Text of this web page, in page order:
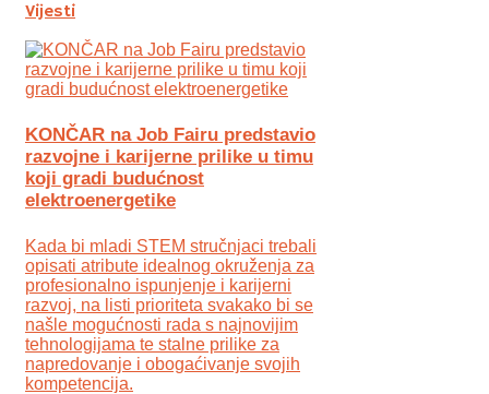
Vijesti
KONČAR na Job Fairu predstavio
razvojne i karijerne prilike u timu
koji gradi budućnost
elektroenergetike
Kada bi mladi STEM stručnjaci trebali
opisati atribute idealnog okruženja za
profesionalno ispunjenje i karijerni
razvoj, na listi prioriteta svakako bi se
našle mogućnosti rada s najnovijim
tehnologijama te stalne prilike za
napredovanje i obogaćivanje svojih
kompetencija.